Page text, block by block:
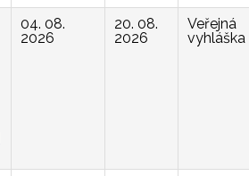
04. 08.
2026
20. 08.
2026
Veřejná
vyhláška